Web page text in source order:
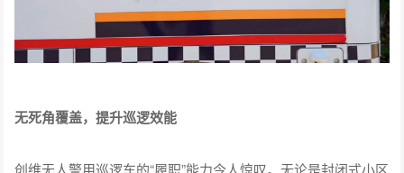
无死角覆盖，提升巡逻效能